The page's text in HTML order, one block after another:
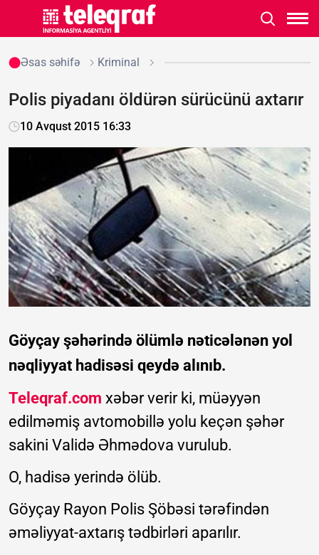
Əsas səhifə Kriminal
Polis piyadanı öldürən sürücünü axtarır
10 Avqust 2015 16:33
Göyçay şəhərində ölümlə nəticələnən yol
nəqliyyat hadisəsi qeydə alınıb.
Teleqraf.com xəbər verir ki, müəyyən
edilməmiş avtomobillə yolu keçən şəhər
sakini Validə Əhmədova vurulub.
O, hadisə yerində ölüb.
Göyçay Rayon Polis Şöbəsi tərəfindən
əməliyyat-axtarış tədbirləri aparılır.